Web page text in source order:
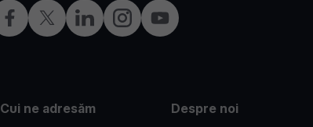
Facebook
X LinkedInInstagramYouTube
Cui ne adresăm
Despre noi